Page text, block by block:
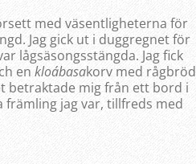
med väsentligheterna för
Jag gick ut i duggregnet för
lågsäsongsstängda. Jag fick
en kloábasakorv med rågbröd
betraktade mig från ett bord i
främling jag var, tillfreds med